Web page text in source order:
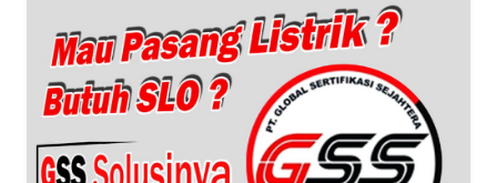
NTT
WN
KEPRI
WN